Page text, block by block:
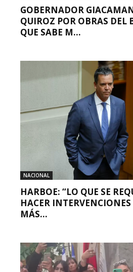
GOBERNADOR
QUIROZ POR OBRAS DEL
QUE SABE M...
NACIONAL
HARBOE: “LO QUE SE
HACER
MÁS...